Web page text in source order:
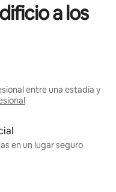
a los
entre una estadía y
en un lugar seguro